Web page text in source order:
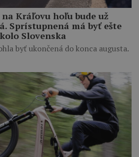
Kráľovu hoľu bude už
Sprístupnená má byť ešte
Slovenska
byť ukončená do konca augusta.